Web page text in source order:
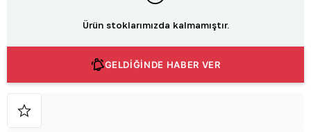
Ürün stoklarımızda kalmamıştır.
GELDİĞİNDE HABER VER